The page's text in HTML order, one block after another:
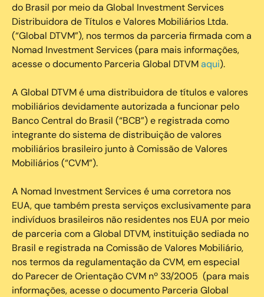
do Brasil por meio da Global Investment Services
Distribuidora de Títulos e Valores Mobiliários Ltda.
(“Global DTVM”), nos termos da parceria firmada com a
Nomad Investment Services (para mais informações,
acesse o documento Parceria Global DTVMaqui).
A Global DTVM é uma distribuidora de títulos e valores
mobiliários devidamente autorizada a funcionar pelo
Banco Central do Brasil (“BCB”) e registrada como
integrante do sistema de distribuição de valores
mobiliários brasileiro junto à Comissão de Valores
Mobiliários (“CVM”).
‍A Nomad Investment Services é uma corretora nos
EUA, que também presta serviços exclusivamente para
indivíduos brasileiros não residentes nos EUA por meio
de parceria com a Global DTVM, instituição sediada no
Brasil e registrada na Comissão de Valores Mobiliário,
nos termos da regulamentação da CVM, em especial
do Parecer de Orientação CVM nº 33/2005 (para mais
informações, acesse o documento Parceria Global